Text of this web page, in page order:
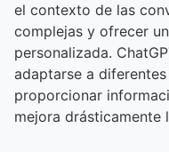
el contexto de las
complejas y ofrecer
personalizada.
adaptarse a
proporcionar
mejora drásticamente